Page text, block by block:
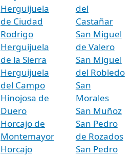
Herguijuela
de Ciudad
Rodrigo
Herguijuela
de la Sierra
Herguijuela
del Campo
Hinojosa de
Duero
Horcajo de
Montemayor
Horcajo
del
Castañar
San Miguel
de Valero
San Miguel
del Robledo
San
Morales
San Muñoz
San Pedro
de Rozados
San Pedro